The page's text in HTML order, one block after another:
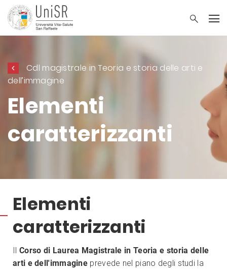
Cdl magistrale in Teoria e storia delle arti e
dell’immagine
Elementi
caratterizzanti
Elementi
caratterizzanti
Il Corso di Laurea Magistrale in Teoria e storia delle
arti e dell'immagine prevede nel piano degli studi la